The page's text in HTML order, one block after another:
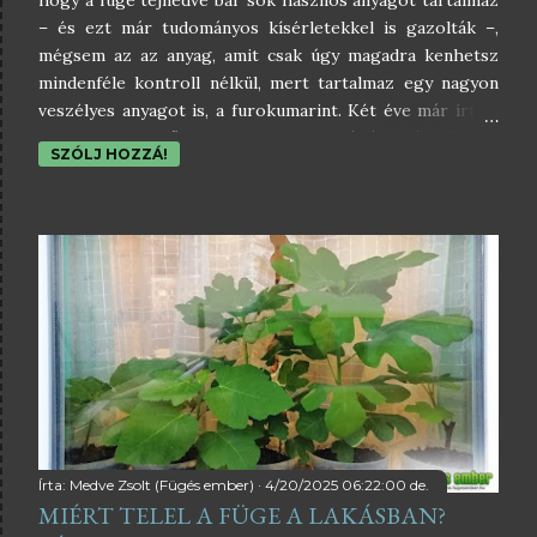
– és ezt már tudományos kísérletekkel is gazolták –,
mégsem az az anyag, amit csak úgy magadra kenhetsz
mindenféle kontroll nélkül, mert tartalmaz egy nagyon
veszélyes anyagot is, a furokumarint. Két éve már írtam
egy cikket erről a füge tejnedve égési sérüléseket
okozhat címmel, de most újra aktuális lett a téma. Még
és különféle bőrbetegségekre, sérülésekre,
szemölcsökre kenve szinte azonnali gyógyulást hoz.
Természetesen ez nem igaz. Sőt! A meglévő bajok mellé
újabbakat okozhat a furokumarin nevű anyag miatt.
Segíts a felvilágosításban! Ha olvasod ezt a cikket, és van
rá lehetőséged, oszd is meg, hogy a lehető legnagyobb
eséllyel terjedjen ez a felvilágosító cikk. Ha csak egyetlen
embert is sikerül megakadályozni abban, hogy kipróbálja
ezt a roppant veszél...
SZÓLJ HOZZÁ!
Írta: Medve Zsolt (Fügés ember) 4/20/2025 06:22:00 de.
MIÉRT TELEL A FÜGE A LAKÁSBAN?